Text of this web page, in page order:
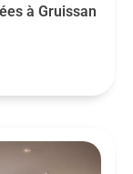
à Gruissan